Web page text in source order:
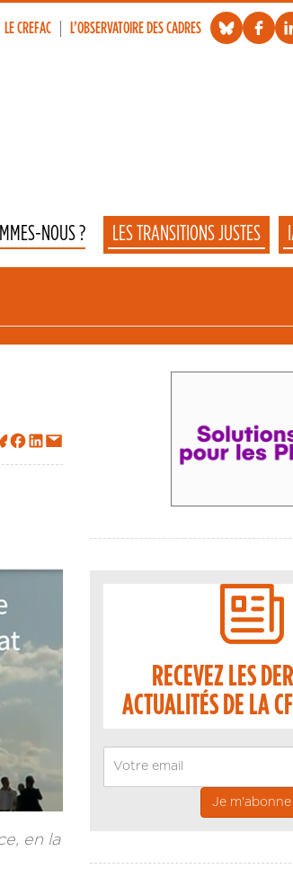
LE CREFAC L’OBSERVATOIRE DES CADRES
NOUS ? LES TRANSITIONS JUSTES
en la
RECEVEZ LES
ACTUALITÉS DE LA